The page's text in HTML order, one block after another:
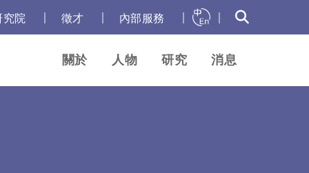
究院 徵才 內部服務
關於 人物 研究 消息